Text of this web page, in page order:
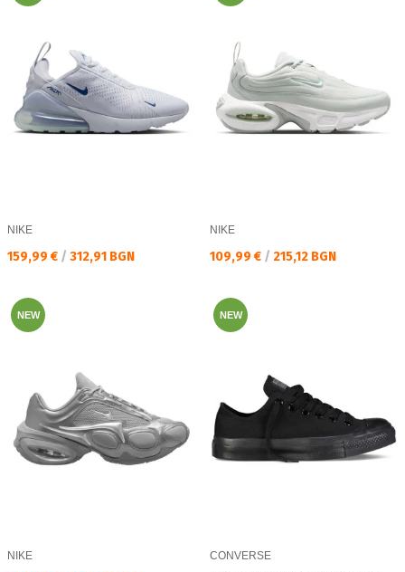
NIKE
Текуща цена:
159,99 € / 312,91 BGN
NIKE
Текуща цена:
109,99 € / 215,12 BGN
NEW
NIKE
NEW
CONVERSE